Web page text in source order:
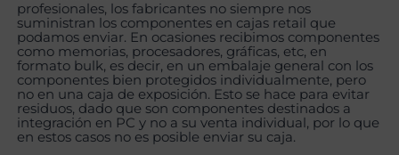
profesionales, los fabricantes no siempre nos
suministran los componentes en cajas retail que
podamos enviar. En ocasiones recibimos componentes
como memorias, procesadores, gráficas, etc, en
formato bulk, es decir, en un embalaje general con los
componentes bien protegidos individualmente, pero
no en una caja de exposición. Esto se hace para evitar
residuos, dado que son componentes destinados a
integración en PC y no a su venta individual, por lo que
en estos casos no es posible enviar su caja.